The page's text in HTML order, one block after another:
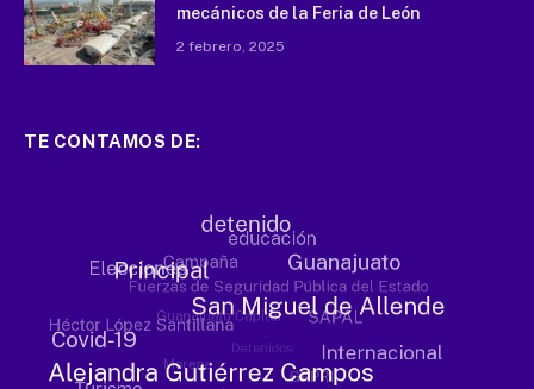
mecánicos de la Feria de León
2 febrero, 2025
TE CONTAMOS DE: